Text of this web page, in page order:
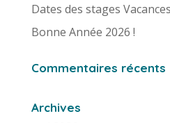
Dates des stages
Bonne Année 2026 !
Commentaires récents
Archives